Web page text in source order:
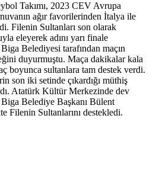
Takımı, 2023 CEV Avrupa
ağır favorilerinden İtalya ile
Filenin Sultanları son olarak
eleyerek adını yarı finale
Belediyesi tarafından maçın
duyurmuştu. Maça dakikalar kala
boyunca sultanlara tam destek verdi.
son iki setinde çıkardığı müthiş
Atatürk Kültür Merkezinde dev
Belediye Başkanı Bülent
Filenin Sultanlarını destekledi.